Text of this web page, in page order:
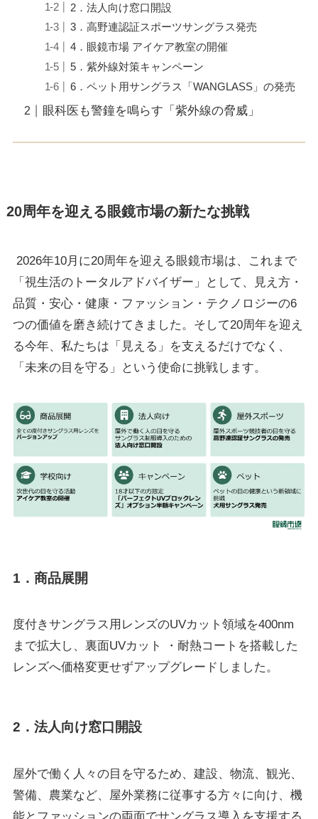
2．法人向け窓口開設
3．高野連認証スポーツサングラス発売
4．眼鏡市場 アイケア教室の開催
5．紫外線対策キャンペーン
6．ペット用サングラス「WANGLASS」の発売
眼科医も警鐘を鳴らす「紫外線の脅威」
20周年を迎える眼鏡市場の新たな挑戦
2026年10月に20周年を迎える眼鏡市場は、これまで
「視生活のトータルアドバイザー」として、見え方・
品質・安心・健康・ファッション・テクノロジーの6
つの価値を磨き続けてきました。そして20周年を迎え
る今年、私たちは「見える」を支えるだけでなく、
「未来の目を守る」という使命に挑戦します。
1．商品展開
度付きサングラス用レンズのUVカット領域を400nm
まで拡大し、裏面UVカット ・耐熱コートを搭載した
レンズへ価格変更せずアップグレードしました。
2．法人向け窓口開設
屋外で働く人々の目を守るため、建設、物流、観光、
警備、農業など、屋外業務に従事する方々に向け、機